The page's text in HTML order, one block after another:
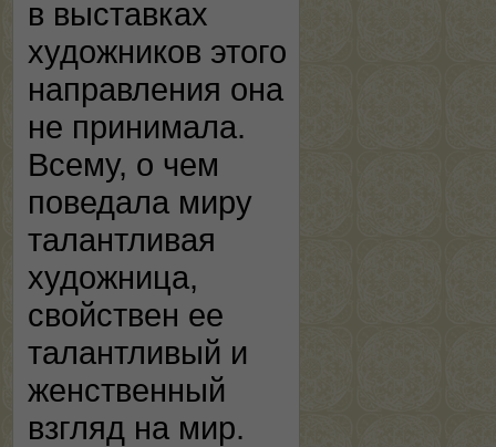
в выставках
художников этого
направления она
не принимала.
Всему, о чем
поведала миру
талантливая
художница,
свойствен ее
талантливый и
женственный
взгляд на мир.